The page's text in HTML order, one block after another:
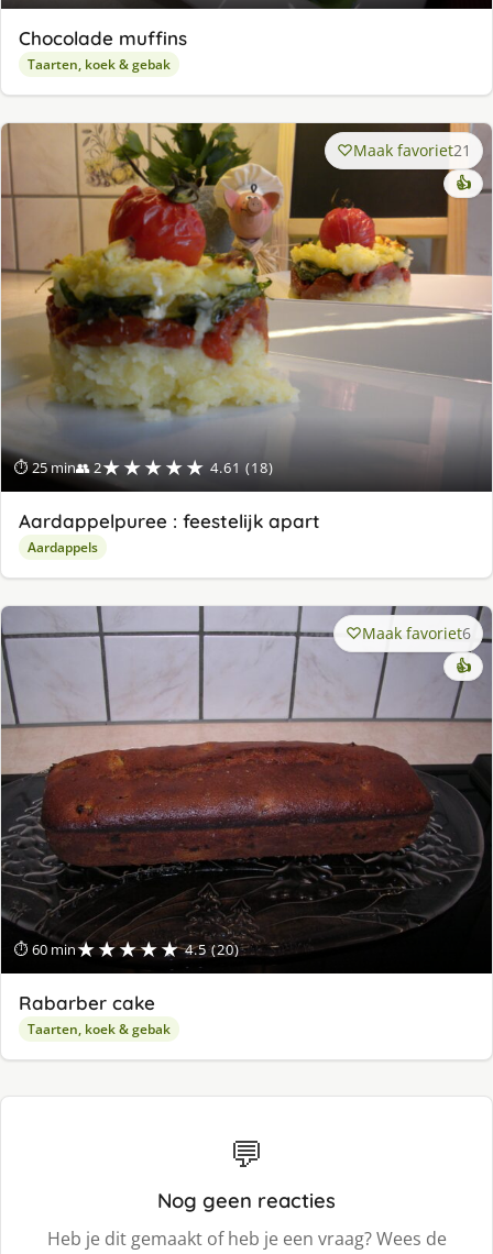
Chocolade muffins
Taarten, koek & gebak
⏱ 25 min👥 2★★★★★ 4.61 (18)
Maak favoriet21
👍
Aardappelpuree : feestelijk apart
Aardappels
⏱ 60 min★★★★★ 4.5 (20)
Maak favoriet6
👍
Rabarber cake
Taarten, koek & gebak
💬
Nog geen reacties
Heb je dit gemaakt of heb je een vraag? Wees de